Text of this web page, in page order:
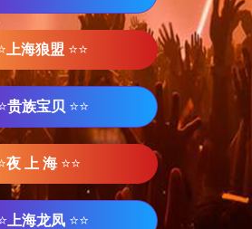
上海狼盟 ⭐⭐
贵族宝贝 ⭐⭐
夜 上 海 ⭐⭐
上海龙凤 ⭐⭐